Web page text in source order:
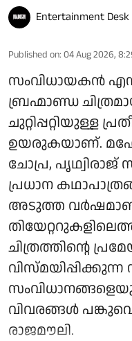
Entertainment Desk
Published on: 04 Aug 2026,
സംവിധായകൻ
ബ്രഹ്മാണ്ഡ
ചുറ്റിപ്പറ്റിയുള്ള
ഉയരുകയാണ്.
ചോപ്ര,
പ്രധാന
അടുത്ത
ചിത്രത്തിന്റെ
വിസ്മയിപ്പിക്കുന്ന
വിവരങ്ങൾ
രാജമൗലി.